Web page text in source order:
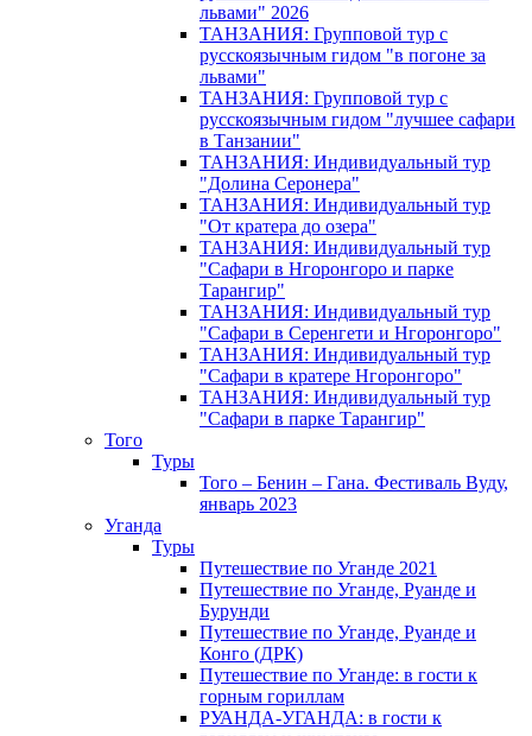
львами" 2026
ТАНЗАНИЯ: Групповой тур с
русскоязычным гидом "в погоне за
львами"
ТАНЗАНИЯ: Групповой тур с
русскоязычным гидом "лучшее сафари
в Танзании"
ТАНЗАНИЯ: Индивидуальный тур
"Долина Серонера"
ТАНЗАНИЯ: Индивидуальный тур
"От кратера до озера"
ТАНЗАНИЯ: Индивидуальный тур
"Сафари в Нгоронгоро и парке
Тарангир"
ТАНЗАНИЯ: Индивидуальный тур
"Сафари в Серенгети и Нгоронгоро"
ТАНЗАНИЯ: Индивидуальный тур
"Сафари в кратере Нгоронгоро"
ТАНЗАНИЯ: Индивидуальный тур
"Сафари в парке Тарангир"
Того
Туры
Того – Бенин – Гана. Фестиваль Вуду,
январь 2023
Уганда
Туры
Путешествие по Уганде 2021
Путешествие по Уганде, Руанде и
Бурунди
Путешествие по Уганде, Руанде и
Конго (ДРК)
Путешествие по Уганде: в гости к
горным гориллам
РУАНДА-УГАНДА: в гости к